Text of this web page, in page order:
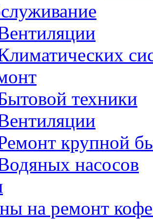
техники
крупной
насосов
на ремонт